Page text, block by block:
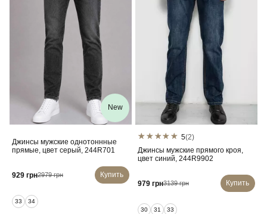
New
Джинсы мужские однотоннные
прямые, цвет серый, 244R701
929 грн2979 грн Купить
33 34
5(2)
Джинсы мужские прямого кроя,
цвет синий, 244R9902
979 грн3139 грн Купить
30 31 33